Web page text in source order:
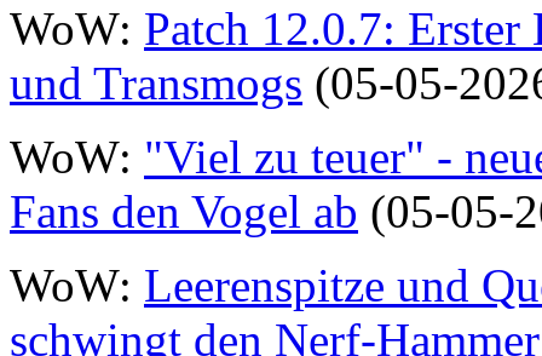
WoW: Patch 12.0.7:
und Transmogs (05-05-
WoW: "Viel zu teuer" -
Fans den Vogel ab (05-05-
WoW: Leerenspitze und
schwingt den Nerf-Hammer